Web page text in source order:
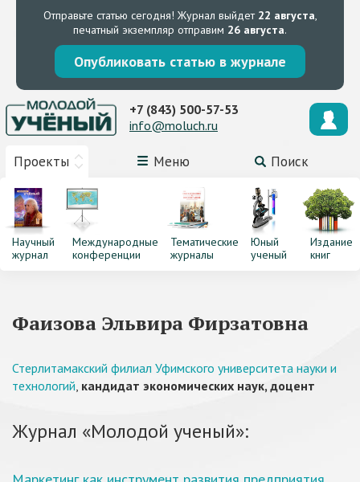
Отправьте статью сегодня! Журнал выйдет 22 августа,
печатный экземпляр отправим 26 августа.
Опубликовать статью в журнале
Проекты Меню Поиск
+7 (843) 500-57-53
info@moluch.ru
Научный
журнал
Международные
конференции
Тематические
журналы
Юный
ученый
Издание
книг
Фаизова Эльвира Фирзатовна
Стерлитамакский филиал Уфимского университета науки и
технологий, кандидат экономических наук, доцент
Журнал «Молодой ученый»: